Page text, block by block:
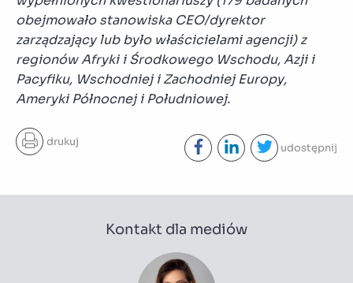
obejmowało stanowiska CEO/dyrektor
zarządzający lub było właścicielami agencji) z
regionów Afryki i Środkowego Wschodu, Azji i
Pacyfiku, Wschodniej i Zachodniej Europy,
Ameryki Północnej i Południowej.
drukuj udostępnij
Kontakt dla mediów